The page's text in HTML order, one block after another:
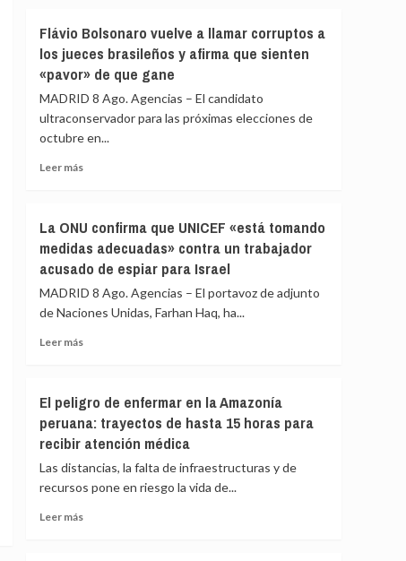
en
expedientado
deja
el
renuncia
Flávio Bolsonaro vuelve a llamar corruptos a
los jueces brasileños y afirma que sienten
«pavor» de que gane
MADRID 8 Ago. Agencias – El candidato
ultraconservador para las próximas elecciones de
octubre en...
Leer másLeer
Bolsonaro
vuelve
a
corruptos
a
afirma
que
sienten
de
que
La ONU confirma que UNICEF «está tomando
medidas adecuadas» contra un trabajador
acusado de espiar para Israel
MADRID 8 Ago. Agencias – El portavoz de adjunto
de Naciones Unidas, Farhan Haq, ha...
Leer másLeer
ONU
confirma
que
«está
tomando
El peligro de enfermar en la Amazonía
peruana: trayectos de hasta 15 horas para
recibir atención médica
Las distancias, la falta de infraestructuras y de
recursos pone en riesgo la vida de...
Leer másLeer